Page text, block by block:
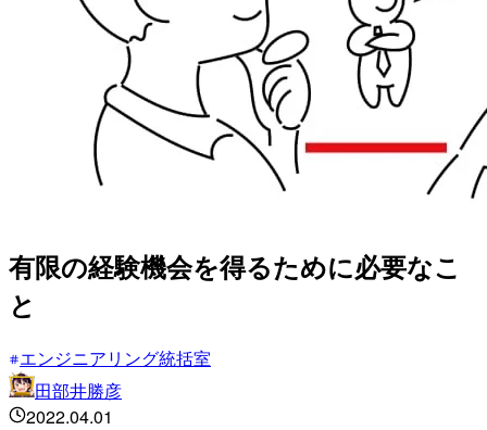
有限の経験機会を得るために必要なこ
と
エンジニアリング統括室
田部井勝彦
2022.04.01